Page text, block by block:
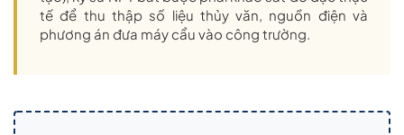
tế để thu thập số liệu thủy văn, nguồn điện và
phương án đưa máy cẩu vào công trường.